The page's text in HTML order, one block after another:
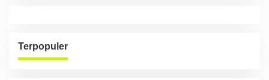
Terpopuler